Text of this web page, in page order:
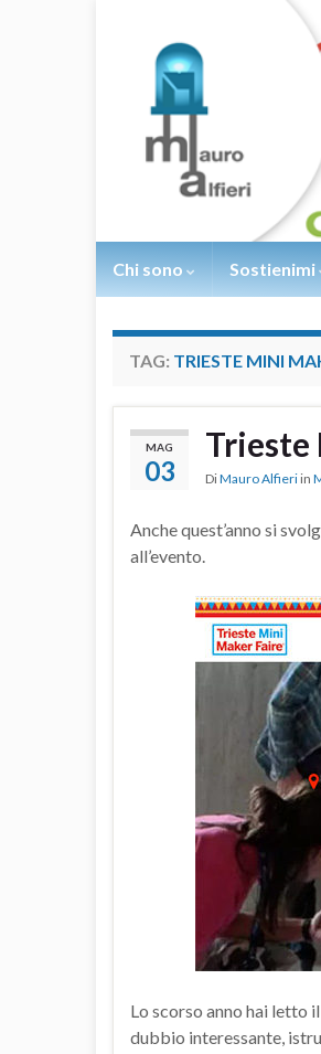
Chi sono Sostienimi
TAG: TRIESTE MINI
MAG
03
Trieste
DiMauro Alfieri in
Anche quest’anno si
all’evento.
Lo scorso anno hai letto
dubbio interessante,